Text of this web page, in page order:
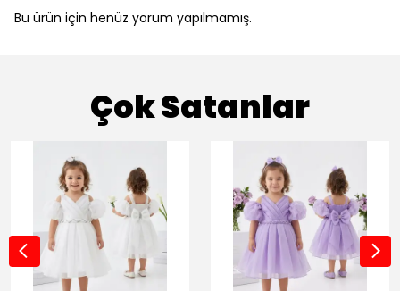
Bu ürün için henüz yorum yapılmamış.
Çok Satanlar